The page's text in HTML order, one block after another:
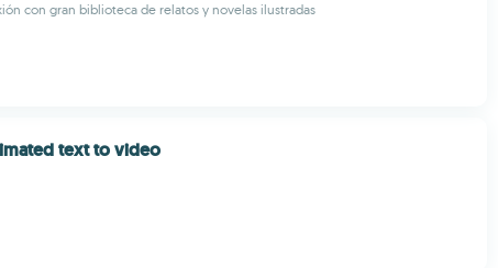
con gran biblioteca de relatos y novelas ilustradas
text to video